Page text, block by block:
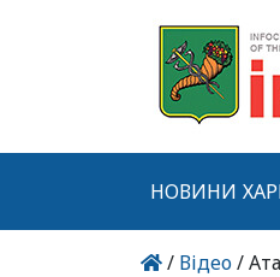
НОВИНИ
/ Відео/